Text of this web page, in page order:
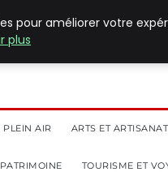
PLEIN AIR ARTS ET ARTISANAT
PATRIMOINE TOURISME ET
pour améliorer votre
plus